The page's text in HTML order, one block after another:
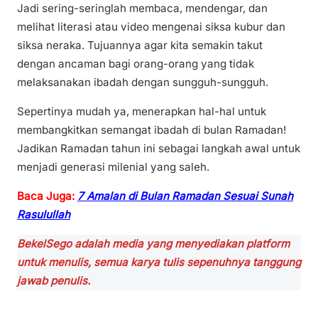
Jadi sering-seringlah membaca, mendengar, dan
melihat literasi atau video mengenai siksa kubur dan
siksa neraka. Tujuannya agar kita semakin takut
dengan ancaman bagi orang-orang yang tidak
melaksanakan ibadah dengan sungguh-sungguh.
Sepertinya mudah ya, menerapkan hal-hal untuk
membangkitkan semangat ibadah di bulan Ramadan!
Jadikan Ramadan tahun ini sebagai langkah awal untuk
menjadi generasi milenial yang saleh.
Baca Juga: 7 Amalan di Bulan Ramadan Sesuai Sunah
Rasulullah
BekelSego adalah media yang menyediakan platform
untuk menulis, semua karya tulis sepenuhnya tanggung
jawab penulis.